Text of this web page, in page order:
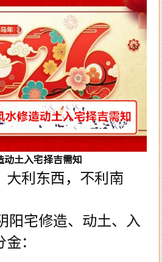
土入宅择吉需知
大利东西，不利南
阳宅修造、动土、入
：